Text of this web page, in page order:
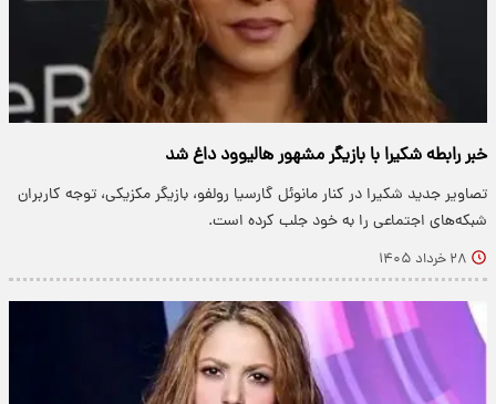
خبر رابطه شکیرا با بازیگر مشهور هالیوود داغ شد
تصاویر جدید شکیرا در کنار مانوئل گارسیا رولفو، بازیگر مکزیکی، توجه کاربران
شبکه‌های اجتماعی را به خود جلب کرده است.
۲۸ خرداد ۱۴۰۵